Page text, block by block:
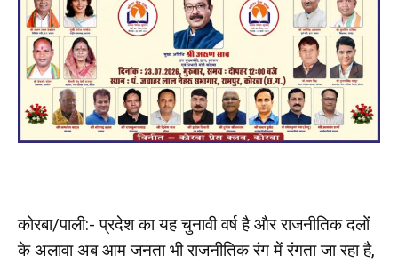
कोरबा/पाली:- प्रदेश का यह चुनावी वर्ष है और राजनीतिक दलों
के अलावा अब आम जनता भी राजनीतिक रंग में रंगता जा रहा है,